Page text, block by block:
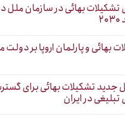
بهائی در سازمان ملل
بهائی و پارلمان اروپا بر
جدید تشکیلات بهائی برای
در ایران